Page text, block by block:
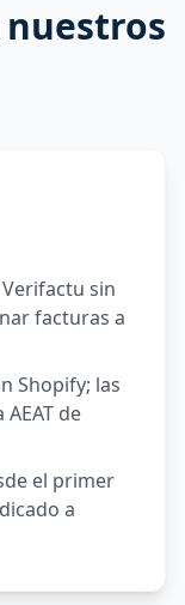
nuestros
sin
facturas a
Shopify; las
de
el primer
a